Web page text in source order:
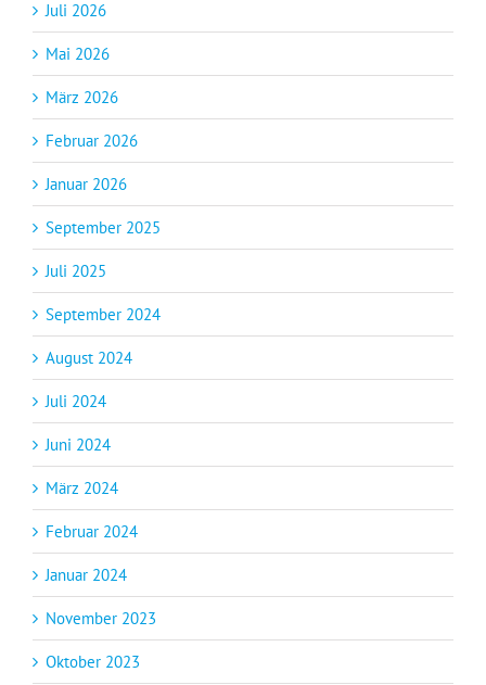
Juli 2026
Mai 2026
März 2026
Februar 2026
Januar 2026
September 2025
Juli 2025
September 2024
August 2024
Juli 2024
Juni 2024
März 2024
Februar 2024
Januar 2024
November 2023
Oktober 2023